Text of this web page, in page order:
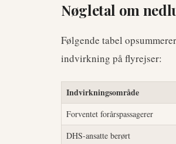
Nøgletal om
Følgende tabel
indvirkning på flyrejser:
Indvirkningsområde
Forventet forårspassagerer
DHS-ansatte berørt